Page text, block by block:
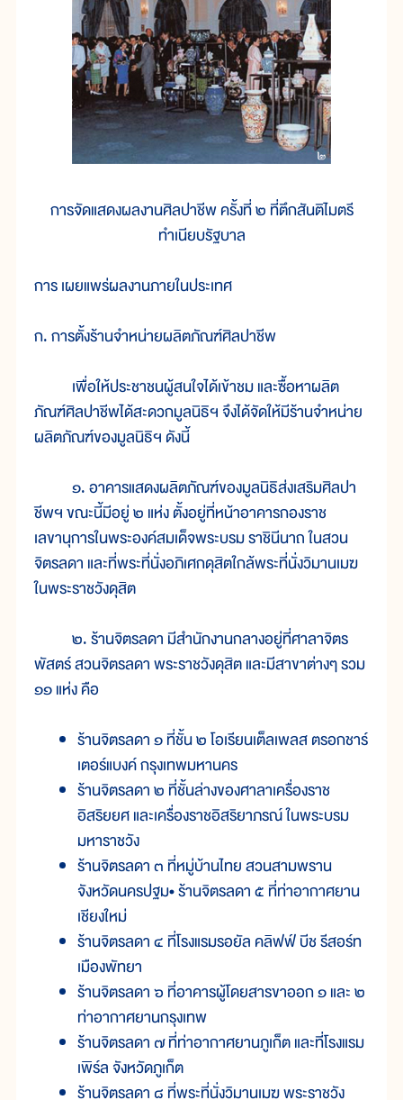
การจัดแสดงผลงานศิลปาชีพ ครั้งที่ ๒ ที่ตึกสันติไมตรี
ทำเนียบรัฐบาล
การ เผยแพร่ผลงานภายในประเทศ
ก. การตั้งร้านจำหน่ายผลิตภัณฑ์ศิลปาชีพ
เพื่อให้ประชาชนผู้สนใจได้เข้าชม และซื้อหาผลิต
ภัณฑ์ศิลปาชีพได้สะดวกมูลนิธิฯ จึงได้จัดให้มีร้านจำหน่าย
ผลิตภัณฑ์ของมูลนิธิฯ ดังนี้
๑. อาคารแสดงผลิตภัณฑ์ของมูลนิธิส่งเสริมศิลปา
ชีพฯ ขณะนี้มีอยู่ ๒ แห่ง ตั้งอยู่ที่หน้าอาคารกองราช
เลขานุการในพระองค์สมเด็จพระบรม ราชินีนาถ ในสวน
จิตรลดา และที่พระที่นั่งอภิเศกดุสิตใกล้พระที่นั่งวิมานเมฆ
ในพระราชวังดุสิต
๒. ร้านจิตรลดา มีสำนักงานกลางอยู่ที่ศาลาจิตร
พัสตร์ สวนจิตรลดา พระราชวังดุสิต และมีสาขาต่างๆ รวม
๑๑ แห่ง คือ
ร้านจิตรลดา ๑ ที่ชั้น ๒ โอเรียนเต็ลเพลส ตรอกชาร์
เตอร์แบงค์ กรุงเทพมหานคร
ร้านจิตรลดา ๒ ที่ชั้นล่างของศาลาเครื่องราช
อิสริยยศ และเครื่องราชอิสริยาภรณ์ ในพระบรม
มหาราชวัง
ร้านจิตรลดา ๓ ที่หมู่บ้านไทย สวนสามพราน
จังหวัดนครปฐม• ร้านจิตรลดา ๕ ที่ท่าอากาศยาน
เชียงใหม่
ร้านจิตรลดา ๔ ที่โรงแรมรอยัล คลิฟฟ์ บีช รีสอร์ท
เมืองพัทยา
ร้านจิตรลดา ๖ ที่อาคารผู้โดยสารขาออก ๑ และ ๒
ท่าอากาศยานกรุงเทพ
ร้านจิตรลดา ๗ ที่ท่าอากาศยานภูเก็ต และที่โรงแรม
เพิร์ล จังหวัดภูเก็ต
ร้านจิตรลดา ๘ ที่พระที่นั่งวิมานเมฆ พระราชวัง